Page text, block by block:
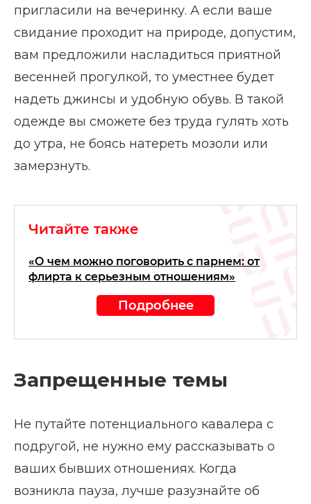
пригласили на вечеринку. А если ваше
свидание проходит на природе, допустим,
вам предложили насладиться приятной
весенней прогулкой, то уместнее будет
надеть джинсы и удобную обувь. В такой
одежде вы сможете без труда гулять хоть
до утра, не боясь натереть мозоли или
замерзнуть.
Читайте также
«О чем можно поговорить с парнем: от
флирта к серьезным отношениям»
Подробнее
Запрещенные темы
Не путайте потенциального кавалера с
подругой, не нужно ему рассказывать о
ваших бывших отношениях. Когда
возникла пауза, лучше разузнайте об